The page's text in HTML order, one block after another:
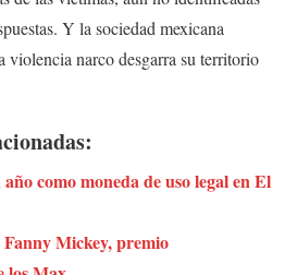
Y la sociedad mexicana
violencia narco desgarra su territorio
como moneda de uso legal en El
Mickey, premio